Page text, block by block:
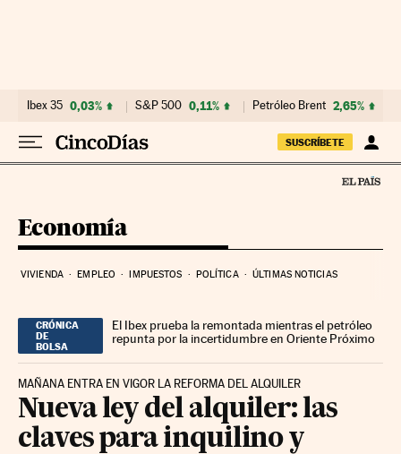
Ibex 35 0,03% S&P 500 0,11% Petróleo Brent 2,65%
SUSCRÍBETE
Economía
VIVIENDA EMPLEO IMPUESTOS POLÍTICA ÚLTIMAS NOTICIAS
CRÓNICA
DE
BOLSA
El Ibex prueba la remontada mientras el petróleo
repunta por la incertidumbre en Oriente Próximo
MAÑANA ENTRA EN VIGOR LA REFORMA DEL ALQUILER
Nueva ley del alquiler: las
claves para inquilino y